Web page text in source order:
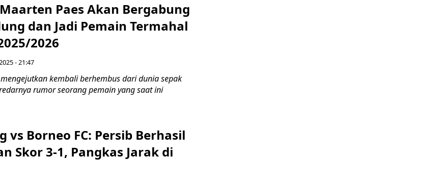
Paes Akan Bergabung
dan Jadi Pemain Termahal
2026
- 21:47
mengejutkan kembali berhembus dari dunia sepak
rumor seorang pemain yang saat ini
vs Borneo FC: Persib Berhasil
Skor 3-1, Pangkas Jarak di